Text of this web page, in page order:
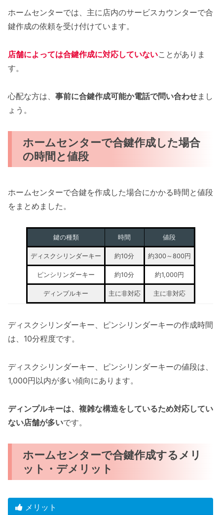
ホームセンターでは、主に店内のサービスカウンターで合
鍵作成の依頼を受け付けています。
店舗によっては合鍵作成に対応していないことがありま
す。
心配な方は、 事前に合鍵作成可能か電話で問い合わせまし
ょう。
ホームセンターで合鍵作成した場合
の時間と値段
ホームセンターで合鍵を作成した場合にかかる時間と値段
をまとめました。
鍵の種類 時間 値段
ディスクシリンダーキー 約10分 約300～800円
ピンシリンダーキー 約10分 約1,000円
ディンプルキー 主に非対応 主に非対応
ディスクシリンダーキー、ピンシリンダーキーの作成時間
は、10分程度です。
ディスクシリンダーキー、ピンシリンダーキーの値段は、
1,000円以内が多い傾向にあります。
ディンプルキーは、複雑な構造をしているため対応してい
ない店舗が多いです。
ホームセンターで合鍵作成するメリ
ット・デメリット
メリット